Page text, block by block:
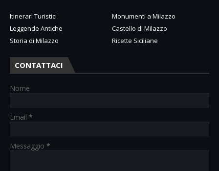
Itinerari Turistici
Monumenti a Milazzo
Leggende Antiche
Castello di Milazzo
Storia di Milazzo
Ricette Siciliane
CONTATTACI
Nome
Email *
Messaggio *